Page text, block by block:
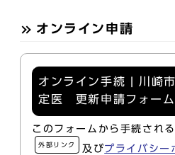
オンライン申請
オンライン手続 | 川崎
定医 更新申請フォーム
このフォームから手続され
外部リンク 及びプライバシー